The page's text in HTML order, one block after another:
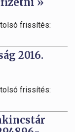
frissítés:
2016.
frissítés: